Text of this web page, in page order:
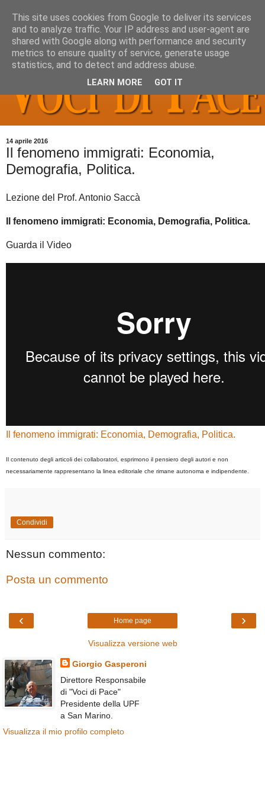
14 aprile 2016
Il fenomeno immigrati: Economia,
Demografia, Politica.
Lezione del Prof. Antonio Saccà
Il fenomeno immigrati: Economia, Demografia, Politica.
Guarda il Video
Il fenomeno immigrati: Economia, Demografia, Politica.
Il contenuto degli articoli dei collaboratori, esprimono il pensiero degli autori e non
necessariamente rappresentano la linea editoriale che rimane autonoma e indipendente.
Condividi
Nessun commento:
Posta un commento
‹ ›
Home page
Visualizza versione web
Giorgio Gasperoni
Direttore Responsabile
di "Voci di Pace"
Presidente della UPF
a San Marino.
Visualizza il mio profilo completo
This site uses cookies from Google to deliver its services
and to analyze traffic. Your IP address and user-agent are
shared with Google along with performance and security
metrics to ensure quality of service, generate usage
statistics, and to detect and address abuse.
LEARN MORE GOT IT